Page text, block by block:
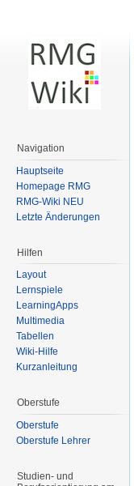
Navigation
Hauptseite
Homepage RMG
RMG-Wiki NEU
Letzte Änderungen
Hilfen
Layout
Lernspiele
LearningApps
Multimedia
Tabellen
Wiki-Hilfe
Kurzanleitung
Oberstufe
Oberstufe
Oberstufe Lehrer
Studien- und